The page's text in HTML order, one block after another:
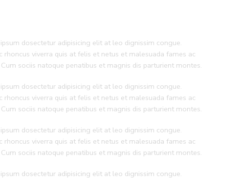
dosectetur adipisicing elit at leo dignissim congue.
viverra quis at felis et netus et malesuada fames ac
sociis natoque penatibus et magnis dis parturient montes.
dosectetur adipisicing elit at leo dignissim congue.
viverra quis at felis et netus et malesuada fames ac
sociis natoque penatibus et magnis dis parturient montes.
dosectetur adipisicing elit at leo dignissim congue.
viverra quis at felis et netus et malesuada fames ac
sociis natoque penatibus et magnis dis parturient montes.
dosectetur adipisicing elit at leo dignissim congue.